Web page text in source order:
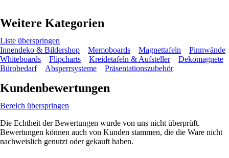
Weitere Kategorien
Liste überspringen
Innendeko & Bildershop
Memoboards Magnettafeln
Pinnwände
Whiteboards
Flipcharts Kreidetafeln & Aufsteller
Dekomagnete
Bürobedarf
Absperrsysteme Präsentationszubehör
Kundenbewertungen
Bereich überspringen
Die Echtheit der Bewertungen wurde von uns nicht überprüft.
Bewertungen können auch von Kunden stammen, die die Ware nicht
nachweislich genutzt oder gekauft haben.